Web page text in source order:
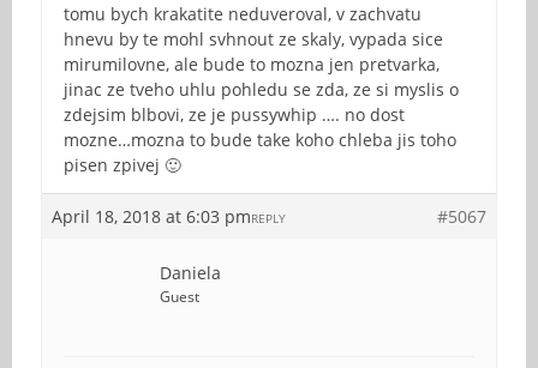
tomu bych krakatite neduveroval, v zachvatu
hnevu by te mohl svhnout ze skaly, vypada sice
mirumilovne, ale bude to mozna jen pretvarka,
jinac ze tveho uhlu pohledu se zda, ze si myslis o
zdejsim blbovi, ze je pussywhip …. no dost
mozne…mozna to bude take koho chleba jis toho
pisen zpivej 🙂
April 18, 2018 at 6:03 pm #5067
REPLY
Daniela
Guest